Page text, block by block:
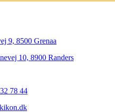
9, 8500 Grenaa
10, 8900 Randers
78 44